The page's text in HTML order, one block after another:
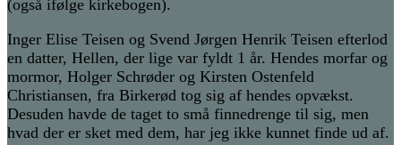
(også ifølge kirkebogen).
Inger Elise Teisen og Svend Jørgen Henrik Teisen efterlod
en datter, Hellen, der lige var fyldt 1 år. Hendes morfar og
mormor, Holger Schrøder og Kirsten Ostenfeld
Christiansen, fra Birkerød tog sig af hendes opvækst.
Desuden havde de taget to små finnedrenge til sig, men
hvad der er sket med dem, har jeg ikke kunnet finde ud af.